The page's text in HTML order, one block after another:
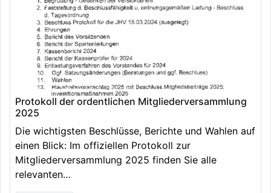
Protokoll der ordentlichen Mitgliederversammlung
2025
Die wichtigsten Beschlüsse, Berichte und Wahlen auf
einen Blick: Im offiziellen Protokoll zur
Mitgliederversammlung 2025 finden Sie alle
relevanten…